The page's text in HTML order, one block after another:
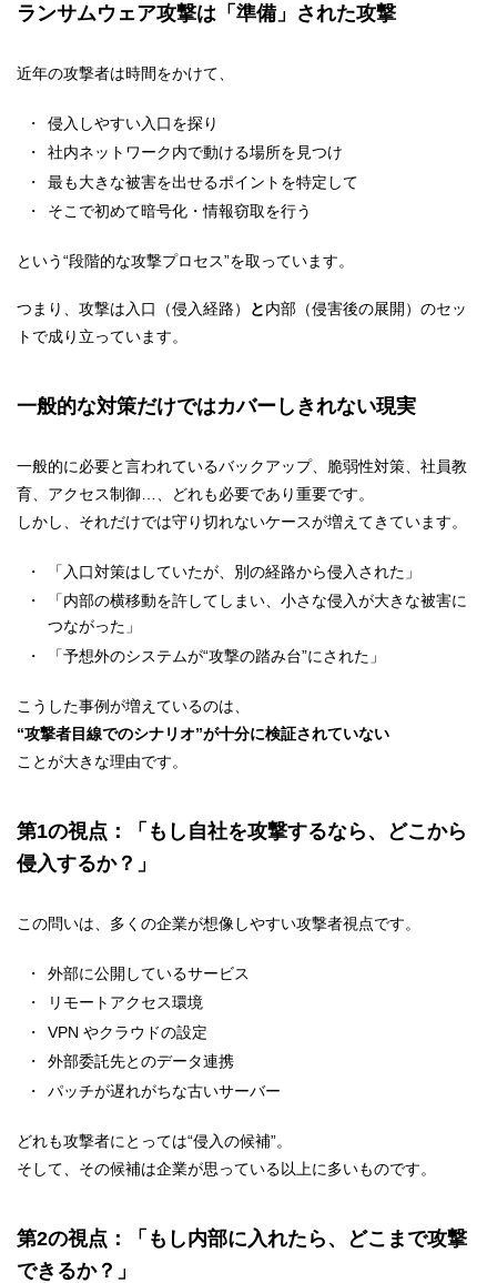
ランサムウェア攻撃は「準備」された攻撃
近年の攻撃者は時間をかけて、
侵入しやすい入口を探り
社内ネットワーク内で動ける場所を見つけ
最も大きな被害を出せるポイントを特定して
そこで初めて暗号化・情報窃取を行う
という“段階的な攻撃プロセス”を取っています。
つまり、攻撃は入口（侵入経路） と内部（侵害後の展開）のセッ
トで成り立っています。
一般的な対策だけではカバーしきれない現実
一般的に必要と言われているバックアップ、脆弱性対策、社員教
育、アクセス制御…、どれも必要であり重要です。
しかし、それだけでは守り切れないケースが増えてきています。
「入口対策はしていたが、別の経路から侵入された」
「内部の横移動を許してしまい、小さな侵入が大きな被害に
つながった」
「予想外のシステムが“攻撃の踏み台”にされた」
こうした事例が増えているのは、
“攻撃者目線でのシナリオ”が十分に検証されていない
ことが大きな理由です。
第1の視点：
「もし自社を攻撃するなら、どこから
侵入するか？」
この問いは、多くの企業が想像しやすい攻撃者視点です。
外部に公開しているサービス
リモートアクセス環境
VPN やクラウドの設定
外部委託先とのデータ連携
パッチが遅れがちな古いサーバー
どれも攻撃者にとっては“侵入の候補”。
そして、その候補は企業が思っている以上に多いものです。
第2の視点：
「もし内部に入れたら、どこまで攻撃
できるか？」